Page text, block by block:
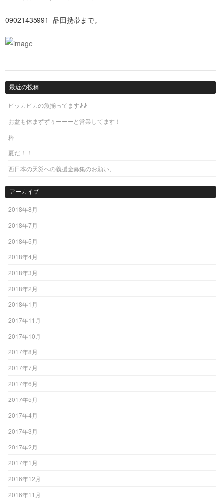
09021435991 品田携帯まで。
最近の投稿
ピッカピカの魚揃ってます♪♪
お盆も休まずずぅーーーと営業してます！
粋
夏だ！！
西日本の天災への義援金募集のお願い。
アーカイブ
2018年8月
2018年7月
2018年5月
2018年4月
2018年3月
2018年2月
2018年1月
2017年11月
2017年10月
2017年8月
2017年7月
2017年6月
2017年5月
2017年4月
2017年3月
2017年2月
2017年1月
2016年12月
2016年11月